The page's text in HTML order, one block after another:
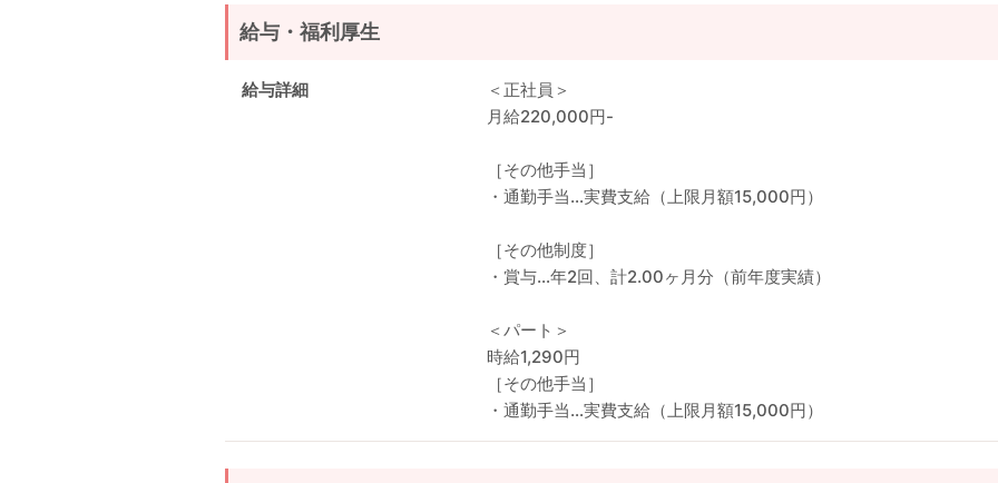
給与・福利厚生
給与詳細
＜正社員＞
月給220,000円-
［その他手当］
・通勤手当…実費支給（上限月額15,000円）
［その他制度］
・賞与…年2回、計2.00ヶ月分（前年度実績）
＜パート＞
時給1,290円
［その他手当］
・通勤手当…実費支給（上限月額15,000円）